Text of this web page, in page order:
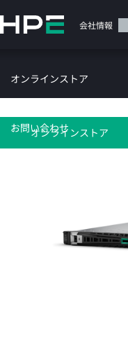
イ
テ
ン
に
サポート 会社情報
オンラインストア
お問い合わせ
HPEストアで商
HPE
オンラインストア